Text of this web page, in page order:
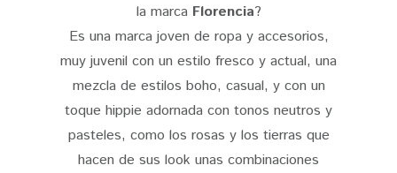
la marca Florencia?
Es una marca joven de ropa y accesorios,
muy juvenil con un estilo fresco y actual, una
mezcla de estilos boho, casual, y con un
toque hippie adornada con tonos neutros y
pasteles, como los rosas y los tierras que
hacen de sus look unas combinaciones